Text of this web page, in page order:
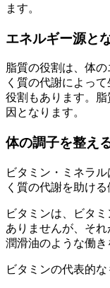
ます。
エネルギー源と
脂質の役割は、体
く質の代謝によっ
役割もあります。
因となります。
体の調子を整え
ビタミン・ミネラ
く質の代謝を助ける
ビタミンは、ビタ
ありませんが、そ
潤滑油のような働き
ビタミンの代表的